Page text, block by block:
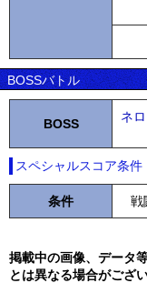
BOSSバトル
BOSS
ネ
スペシャルスコア条件
条件 戦
掲載中の画像、データ
とは異なる場合がござい